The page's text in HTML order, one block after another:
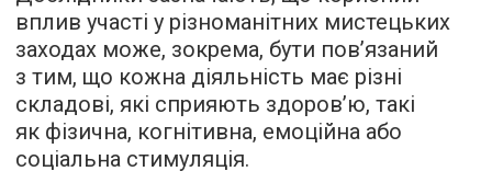
вплив участі у різноманітних мистецьких
заходах може, зокрема, бути пов’язаний
з тим, що кожна діяльність має різні
складові, які сприяють здоров’ю, такі
як фізична, когнітивна, емоційна або
соціальна стимуляція.